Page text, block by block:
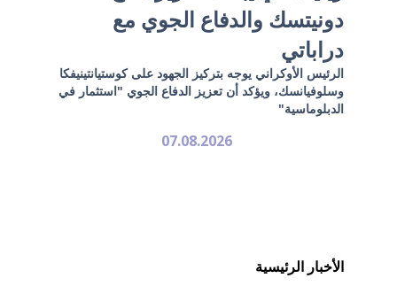
دونيتسك والدفاع الجوي مع
دراباتي
الرئيس الأوكراني يوجه بتركيز الجهود على كوستيانتينيفكا
وسلوفيانسك، ويؤكد أن تعزيز الدفاع الجوي "استثمار في
الدبلوماسية"
07.08.2026
الأخبار الرئيسية